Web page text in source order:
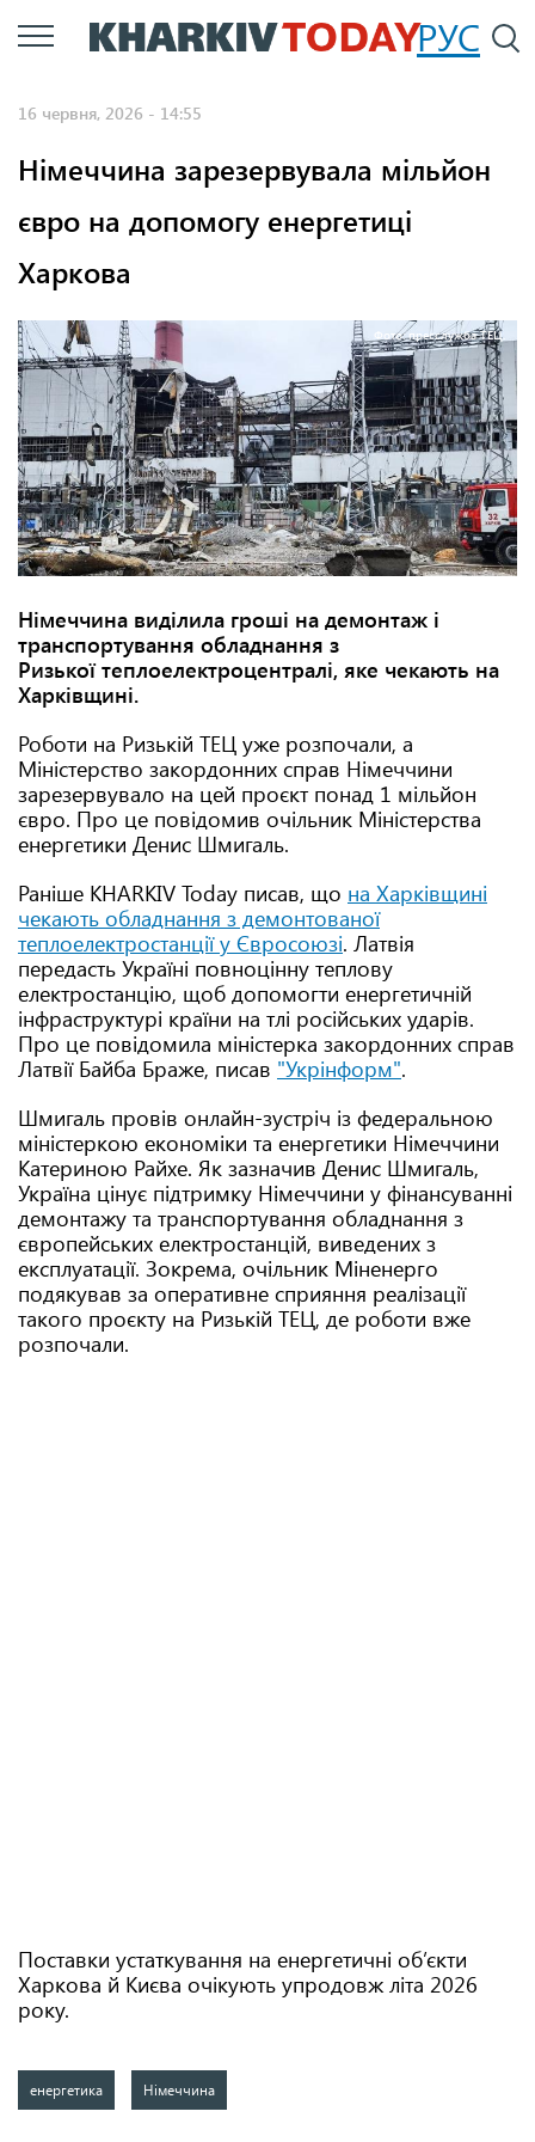
Перейти
до
РУС
16 червня, 2026 - 14:55
Німеччина зарезервувала мільйон
євро на допомогу енергетиці
Харкова
Фото: пресслужба ТЕЦ.
Німеччина виділила гроші на демонтаж і
транспортування обладнання з
Ризької теплоелектроцентралі, яке чекають на
Харківщині.
Роботи на Ризькій ТЕЦ уже розпочали, а
Міністерство закордонних справ Німеччини
зарезервувало на цей проєкт понад 1 мільйон
євро. Про це повідомив очільник Міністерства
енергетики Денис Шмигаль.
Раніше KHARKIV Today писав, що на Харківщині
чекають обладнання з демонтованої
теплоелектростанції у Євросоюзі. Латвія
передасть Україні повноцінну теплову
електростанцію, щоб допомогти енергетичній
інфраструктурі країни на тлі російських ударів.
Про це повідомила міністерка закордонних справ
Латвії Байба Браже, писав "Укрінформ".
Шмигаль провів онлайн-зустріч із федеральною
міністеркою економіки та енергетики Німеччини
Катериною Райхе. Як зазначив Денис Шмигаль,
Україна цінує підтримку Німеччини у фінансуванні
демонтажу та транспортування обладнання з
європейських електростанцій, виведених з
експлуатації. Зокрема, очільник Міненерго
подякував за оперативне сприяння реалізації
такого проєкту на Ризькій ТЕЦ, де роботи вже
розпочали.
Поставки устаткування на енергетичні об’єкти
Харкова й Києва очікують упродовж літа 2026
року.
енергетика Німеччина